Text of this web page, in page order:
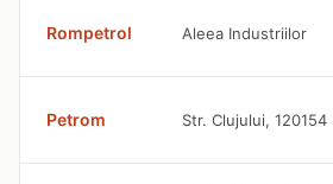
Rompetrol Aleea Industriilor
Petrom Str. Clujului, 120154